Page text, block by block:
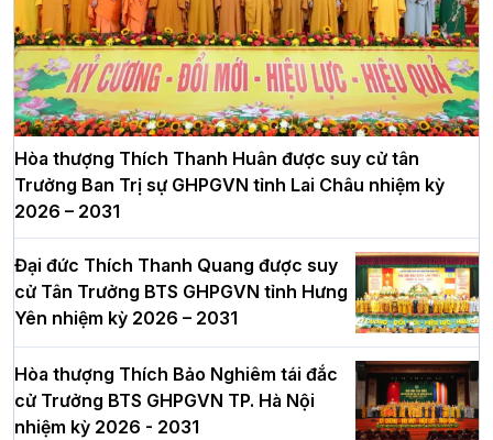
Hòa thượng Thích Thanh Huân được suy cử tân
Trưởng Ban Trị sự GHPGVN tỉnh Lai Châu nhiệm kỳ
2026 – 2031
Đại đức Thích Thanh Quang được suy
cử Tân Trưởng BTS GHPGVN tỉnh Hưng
Yên nhiệm kỳ 2026 – 2031
Hòa thượng Thích Bảo Nghiêm tái đắc
cử Trưởng BTS GHPGVN TP. Hà Nội
nhiệm kỳ 2026 - 2031